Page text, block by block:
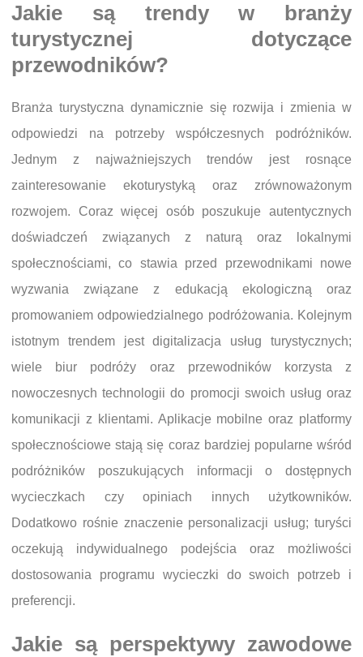
Jakie są trendy w branży
turystycznej dotyczące
przewodników?
Branża turystyczna dynamicznie się rozwija i zmienia w
odpowiedzi na potrzeby współczesnych podróżników.
Jednym z najważniejszych trendów jest rosnące
zainteresowanie ekoturystyką oraz zrównoważonym
rozwojem. Coraz więcej osób poszukuje autentycznych
doświadczeń związanych z naturą oraz lokalnymi
społecznościami, co stawia przed przewodnikami nowe
wyzwania związane z edukacją ekologiczną oraz
promowaniem odpowiedzialnego podróżowania. Kolejnym
istotnym trendem jest digitalizacja usług turystycznych;
wiele biur podróży oraz przewodników korzysta z
nowoczesnych technologii do promocji swoich usług oraz
komunikacji z klientami. Aplikacje mobilne oraz platformy
społecznościowe stają się coraz bardziej popularne wśród
podróżników poszukujących informacji o dostępnych
wycieczkach czy opiniach innych użytkowników.
Dodatkowo rośnie znaczenie personalizacji usług; turyści
oczekują indywidualnego podejścia oraz możliwości
dostosowania programu wycieczki do swoich potrzeb i
preferencji.
Jakie są perspektywy zawodowe